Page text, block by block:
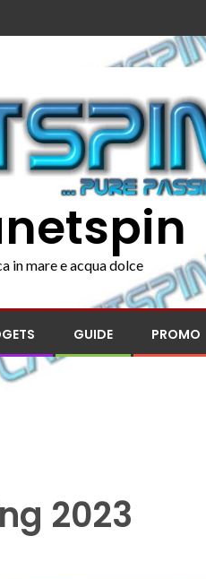
in mare e acqua dolce
GUIDE PROMO
2023